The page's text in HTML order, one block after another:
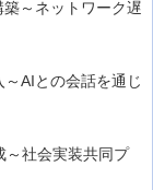
～ネットワーク遅
AIとの会話を通じ
～社会実装共同プ